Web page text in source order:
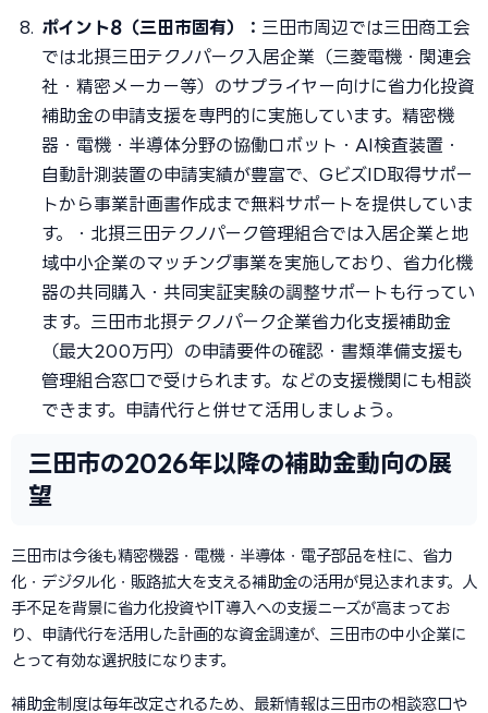
ポイント8（三田市固有）： 三田市周辺では三田商工会
では北摂三田テクノパーク入居企業（三菱電機・関連会
社・精密メーカー等）のサプライヤー向けに省力化投資
補助金の申請支援を専門的に実施しています。精密機
器・電機・半導体分野の協働ロボット・AI検査装置・
自動計測装置の申請実績が豊富で、GビズID取得サポー
トから事業計画書作成まで無料サポートを提供していま
す。・北摂三田テクノパーク管理組合では入居企業と地
域中小企業のマッチング事業を実施しており、省力化機
器の共同購入・共同実証実験の調整サポートも行ってい
ます。三田市北摂テクノパーク企業省力化支援補助金
（最大200万円）の申請要件の確認・書類準備支援も
管理組合窓口で受けられます。などの支援機関にも相談
できます。申請代行と併せて活用しましょう。
三田市の2026年以降の補助金動向の展
望
三田市は今後も精密機器・電機・半導体・電子部品を柱に、省力
化・デジタル化・販路拡大を支える補助金の活用が見込まれます。人
手不足を背景に省力化投資やIT導入への支援ニーズが高まってお
り、申請代行を活用した計画的な資金調達が、三田市の中小企業に
とって有効な選択肢になります。
補助金制度は毎年改定されるため、最新情報は三田市の相談窓口や